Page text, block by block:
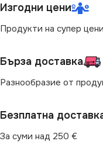
Изгодни цени
Продукти на супер цени
Бърза доставка
Разнообразие от
Безплатна
За суми над 250 €